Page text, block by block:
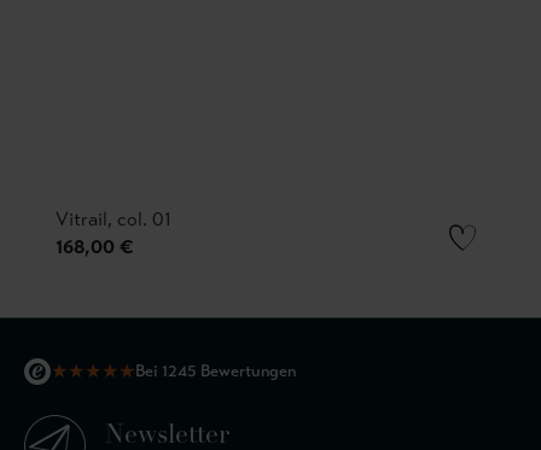
Vitrail, col. 01
168,00 €
★★★★★Bei 1245 Bewertungen
Newsletter